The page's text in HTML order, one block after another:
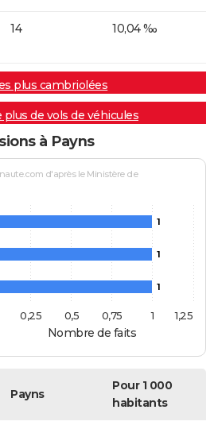
14 10,04 ‰
plus cambriolées
plus de vols de véhicules
à Payns
Nombre de faits
d'après le Ministère de
1
1
1
1
0,25 0,5 0,75 1,25
Payns
Pour 1 000
habitants